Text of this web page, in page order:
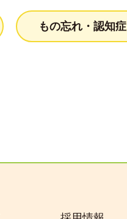
もの忘れ・認知症